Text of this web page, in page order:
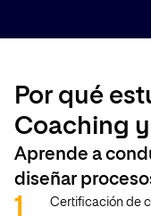
Por qué
Coaching
Aprende a
diseñar
Certificación de